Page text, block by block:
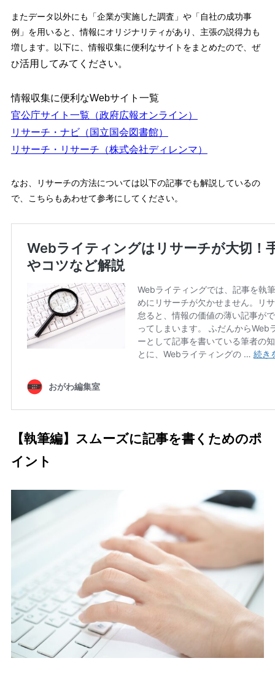
またデータ以外にも「企業が実施した調査」や「自社の成功事
例」を用いると、情報にオリジナリティがあり、主張の説得力も
増します。以下に、情報収集に便利なサイトをまとめたので、ぜ
ひ活用してみてください。
情報収集に便利なWebサイト一覧
官公庁サイト一覧（政府広報オンライン）
リサーチ・ナビ（国立国会図書館）
リサーチ・リサーチ（株式会社ディレンマ）
なお、リサーチの方法については以下の記事でも解説しているの
で、こちらもあわせて参考にしてください。
【執筆編】スムーズに記事を書くためのポ
イント